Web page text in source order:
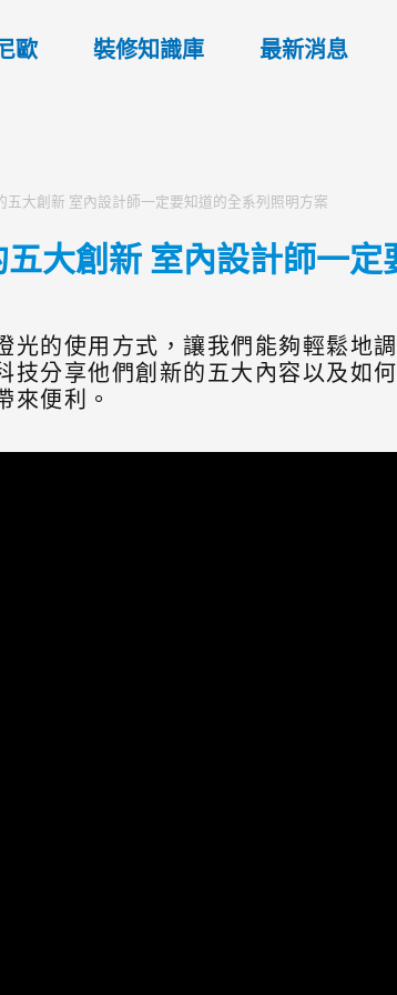
歐 裝修知識庫 最新消息
五大創新 室內設計師一定要知道的全系列照明方案
五大創新 室內設計師一
光的使用方式，讓我們能夠輕鬆地
技分享他們創新的五大內容以及如
來便利。